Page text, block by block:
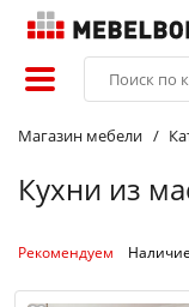
Магазин мебели
Кухни из
Рекомендуем Наличие